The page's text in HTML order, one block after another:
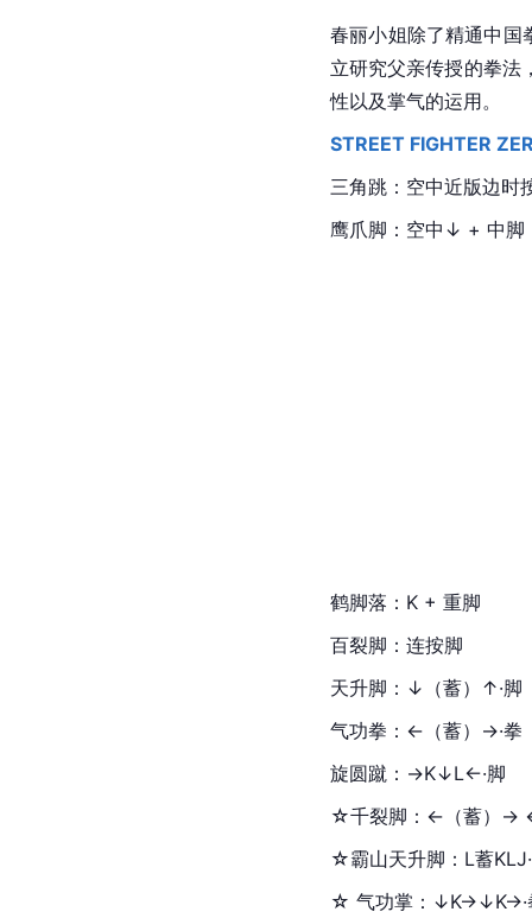
春丽小姐除了精通中国
立研究父亲传授的拳法
性以及掌气的运用。
STREET FIGHTER
三角跳：空中近版边时
鹰爪脚：空中↓ + 中脚
鹤脚落：K + 重脚
百裂脚：连按脚
天升脚：↓（蓄）↑·脚
气功拳：←（蓄）→·拳
旋圆蹴：→K↓L←·脚
☆千裂脚：←（蓄）→
☆霸山天升脚：L蓄
☆ 气功掌：↓K→↓K→·